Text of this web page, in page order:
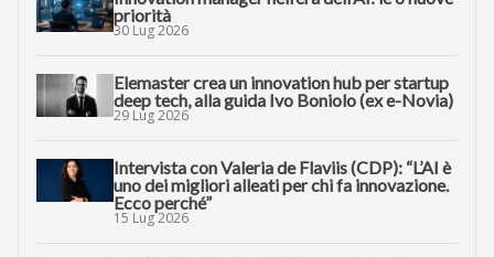
priorità
30 Lug 2026
Elemaster crea un innovation hub per startup
deep tech, alla guida Ivo Boniolo (ex e-Novia)
29 Lug 2026
Intervista con Valeria de Flaviis (CDP): “L’AI è
uno dei migliori alleati per chi fa innovazione.
Ecco perché”
15 Lug 2026